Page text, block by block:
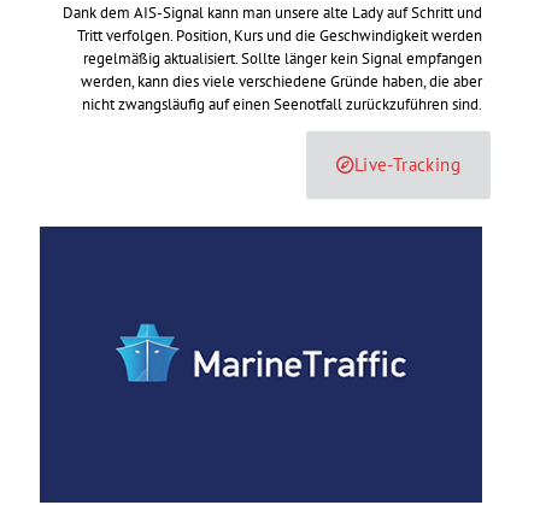
Dank dem AIS-Signal kann man unsere alte Lady auf Schritt und
Tritt verfolgen. Position, Kurs und die Geschwindigkeit werden
regelmäßig aktualisiert. Sollte länger kein Signal empfangen
werden, kann dies viele verschiedene Gründe haben, die aber
nicht zwangsläufig auf einen Seenotfall zurückzuführen sind.
Live-Tracking